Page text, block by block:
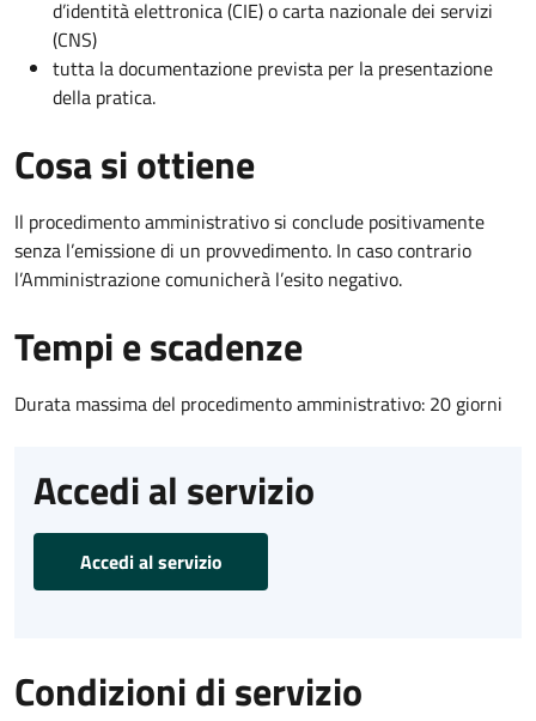
d’identità elettronica (CIE) o carta nazionale dei servizi
(CNS)
tutta la documentazione prevista per la presentazione
della pratica.
Cosa si ottiene
Il procedimento amministrativo si conclude positivamente
senza l’emissione di un provvedimento. In caso contrario
l’Amministrazione comunicherà l’esito negativo.
Tempi e scadenze
Durata massima del procedimento amministrativo: 20 giorni
Accedi al servizio
Accedi al servizio
Condizioni di servizio